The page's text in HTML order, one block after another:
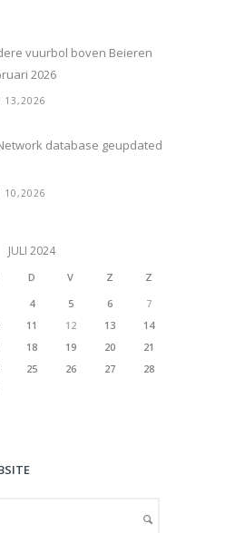
vuurbol boven Beieren
2026
13,2026
database geupdated
10,2026
JULI 2024
D V Z
Z
4 5 6
7
11 12 13
14
18 19 20
21
25 26 27
28